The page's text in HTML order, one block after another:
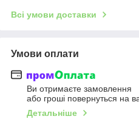
Всі умови доставки
Умови оплати
Ви отримаєте замовлення
або гроші повернуться на
Детальніше